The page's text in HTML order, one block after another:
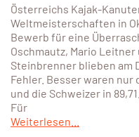
Österreichs Kajak-
Weltmeisterschaften in
Bewerb für eine
Oschmautz, Mario
Steinbrenner blieben am
Fehler. Besser waren nur
und die Schweizer in
Für
Weiterlesen...